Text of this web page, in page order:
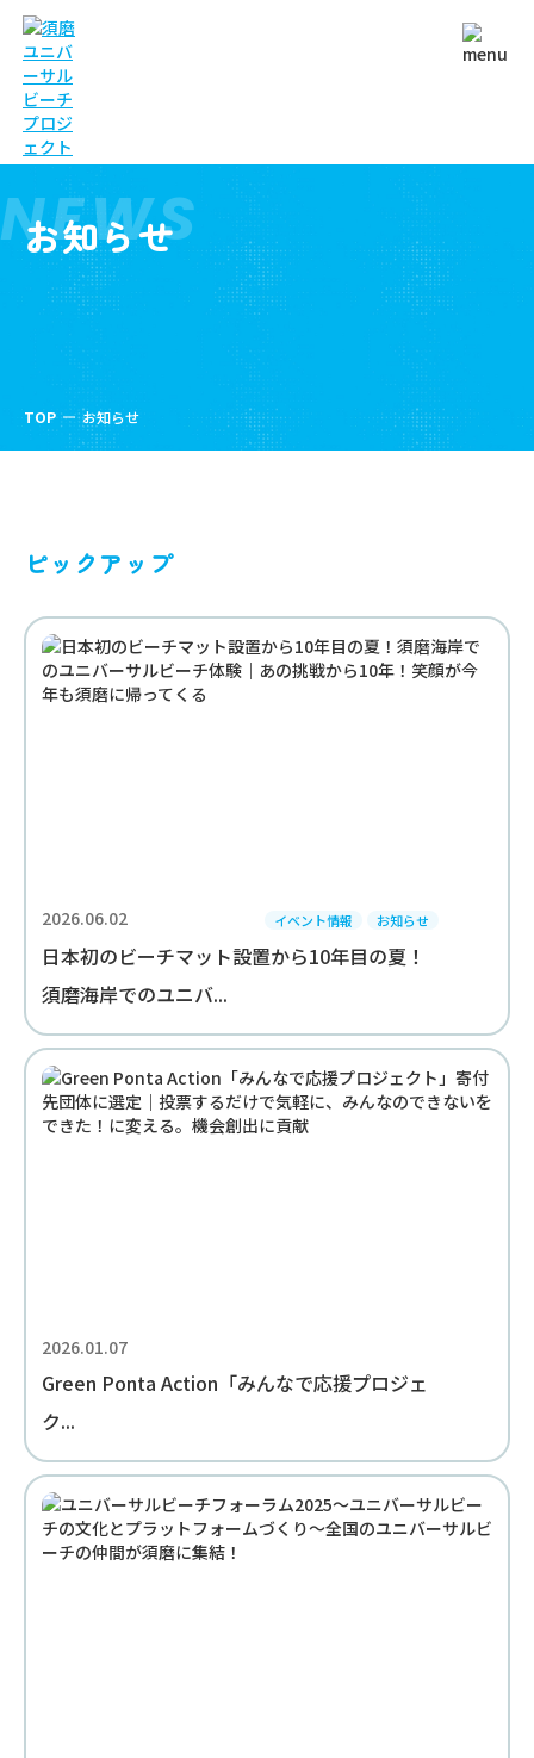
お知らせ
NEWS
TOP お知らせ
ピックアップ
2026.06.02 イベント情報 お知らせ
日本初のビーチマット設置から10年目の夏！
須磨海岸でのユニバ...
2026.01.07
Green Ponta Action「みんなで応援プロジェ
ク...